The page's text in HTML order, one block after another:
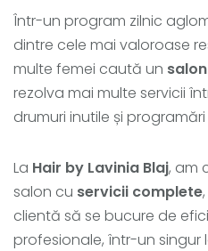
Într-un program zilnic
dintre cele mai valoroase
multe femei caută un
rezolva mai multe servicii
drumuri inutile și
La Hair by Lavinia Blaj, am
salon cu servicii complete
clientă să se bucure de
profesionale, într-un singur